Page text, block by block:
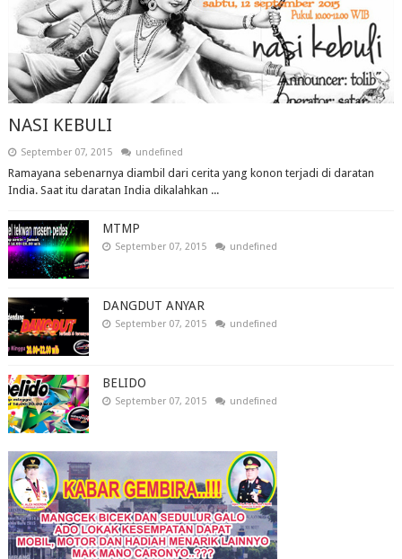
NASI KEBULI
September 07, 2015 undefined
Ramayana sebenarnya diambil dari cerita yang konon terjadi di daratan
India. Saat itu daratan India dikalahkan ...
MTMP
September 07, 2015 undefined
DANGDUT ANYAR
September 07, 2015 undefined
BELIDO
September 07, 2015 undefined